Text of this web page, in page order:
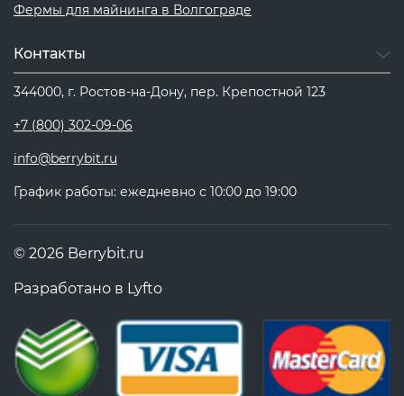
Фермы для майнинга в Волгограде
Контакты
344000, г. Ростов-на-Дону, пер. Крепостной 123
+7 (800) 302-09-06
info@berrybit.ru
График работы: ежедневно с 10:00 до 19:00
© 2026 Berrybit.ru
Разработано в Lyfto